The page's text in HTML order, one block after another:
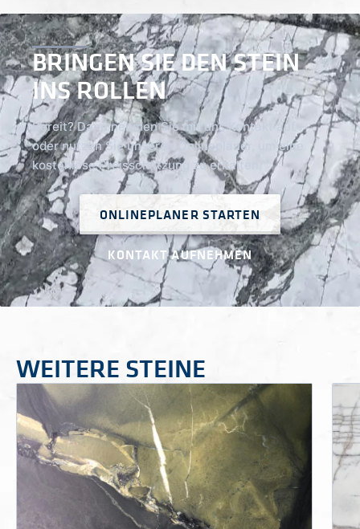
BRINGEN SIE DEN STEIN
INS ROLLEN
Bereit? Dann nehmen Sie mit uns Kontakt auf –
oder nutzen Sie unseren Onlineplaner, um eine
kostenlose Preisschätzung zu erhalten.
ONLINEPLANER STARTEN
KONTAKT AUFNEHMEN
WEITERE STEINE